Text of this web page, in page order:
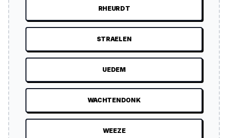
RHEURDT
STRAELEN
UEDEM
WACHTENDONK
WEEZE